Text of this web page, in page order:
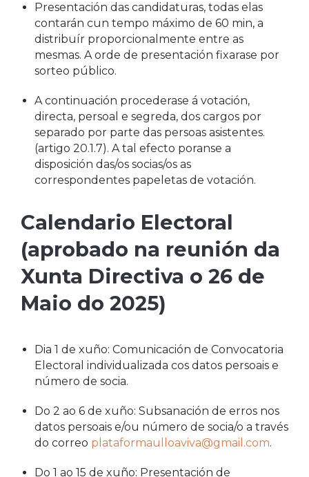
Presentación das candidaturas, todas elas
contarán cun tempo máximo de 60 min, a
distribuír proporcionalmente entre as
mesmas. A orde de presentación fixarase por
sorteo público.
A continuación procederase á votación,
directa, persoal e segreda, dos cargos por
separado por parte das persoas asistentes.
(artigo 20.1.7). A tal efecto poranse a
disposición das/os socias/os as
correspondentes papeletas de votación.
Calendario Electoral
(aprobado na reunión da
Xunta Directiva o 26 de
Maio do 2025)
Dia 1 de xuño: Comunicación de Convocatoria
Electoral individualizada cos datos persoais e
número de socia.
Do 2 ao 6 de xuño: Subsanación de erros nos
datos persoais e/ou número de socia/o a través
do correo plataformaulloaviva@gmail.com.
Do 1 ao 15 de xuño: Presentación de